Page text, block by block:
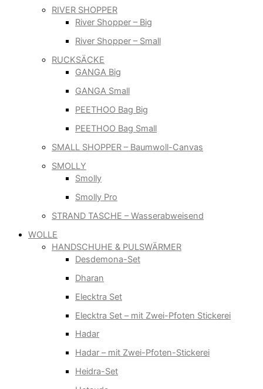
RIVER SHOPPER
River Shopper – Big
River Shopper – Small
RUCKSÄCKE
GANGA Big
GANGA Small
PEETHOO Bag Big
PEETHOO Bag Small
SMALL SHOPPER – Baumwoll-Canvas
SMOLLY
Smolly
Smolly Pro
STRAND TASCHE – Wasserabweisend
WOLLE
HANDSCHUHE & PULSWÄRMER
Desdemona-Set
Dharan
Elecktra Set
Elecktra Set – mit Zwei-Pfoten Stickerei
Hadar
Hadar – mit Zwei-Pfoten-Stickerei
Heidra-Set